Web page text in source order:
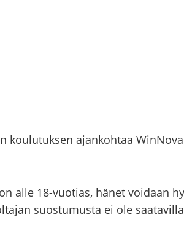
kou­lu­tuk­sen ajan­koh­taa
alle 18-​vuotias, hänet voi­daan
suos­tu­mus­ta ei ole